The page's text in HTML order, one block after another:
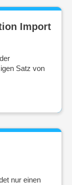
Import
Satz von
nur einen